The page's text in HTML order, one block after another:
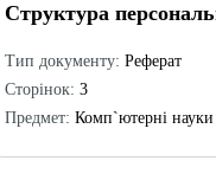
Структура
Тип документу: Реферат
Сторінок: 3
Предмет: Комп`ютерні науки